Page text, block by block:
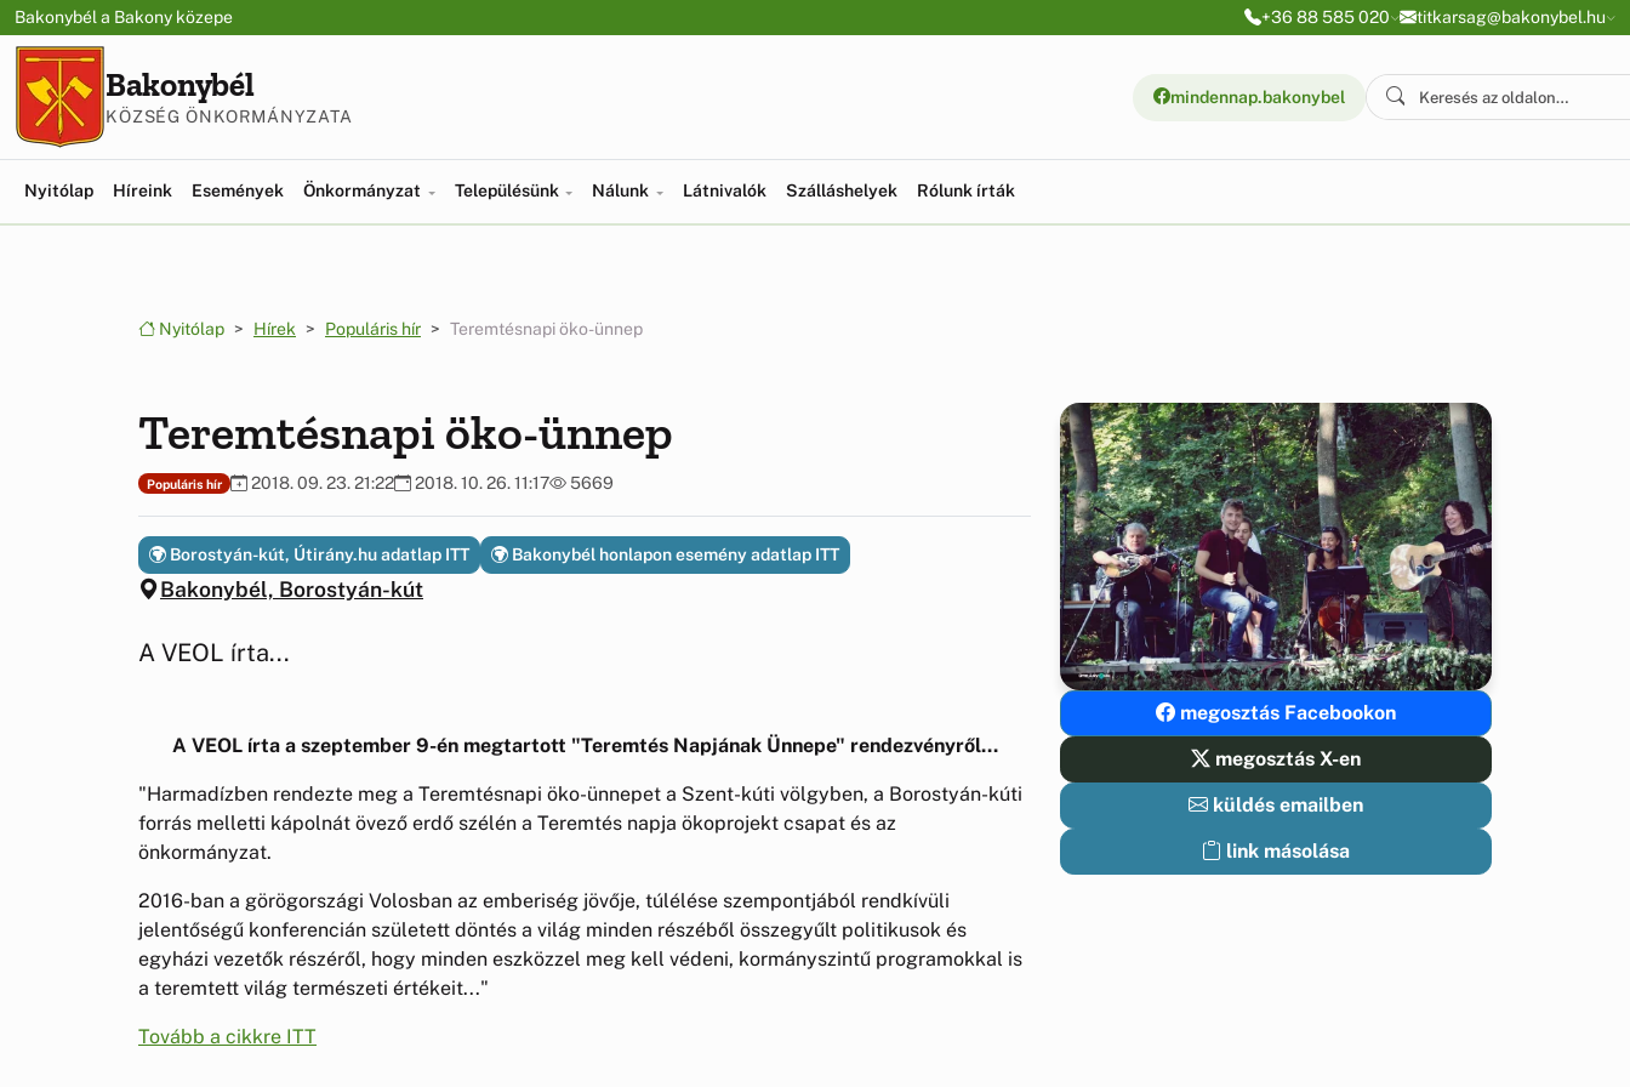
Ugrás a menüre
Ugrás a tartalomra
Bakonybél a Bakony közepe +36 88 585 020 titkarsag@bakonybel.hu
Bakonybél
KÖZSÉG ÖNKORMÁNYZATA
mindennap.bakonybel
Nyitólap Híreink Események Önkormányzat Településünk Nálunk Látnivalók Szálláshelyek Rólunk írták
Nyitólap Hírek Populáris hír Teremtésnapi öko-ünnep
Teremtésnapi öko-ünnep
Populáris hír 2018. 09. 23. 21:22 2018. 10. 26. 11:17 5669
Bakonybél, Borostyán-kút
Borostyán-kút, Útirány.hu adatlap ITT Bakonybél honlapon esemény adatlap ITT
A VEOL írta...
A VEOL írta a szeptember 9-én megtartott "Teremtés Napjának Ünnepe" rendezvényről...
"Harmadízben rendezte meg a Teremtésnapi öko-ünnepet a Szent-kúti völgyben, a Borostyán-kúti
forrás melletti kápolnát övező erdő szélén a Teremtés napja ökoprojekt csapat és az
önkormányzat.
2016-ban a görögországi Volosban az emberiség jövője, túlélése szempontjából rendkívüli
jelentőségű konferencián született döntés a világ minden részéből összegyűlt politikusok és
egyházi vezetők részéről, hogy minden eszközzel meg kell védeni, kormányszintű programokkal is
a teremtett világ természeti értékeit..."
Tovább a cikkre ITT
megosztás Facebookon
megosztás X-en
küldés emailben
link másolása